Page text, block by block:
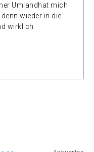
Umlandhat mich
wieder in die
wirklich